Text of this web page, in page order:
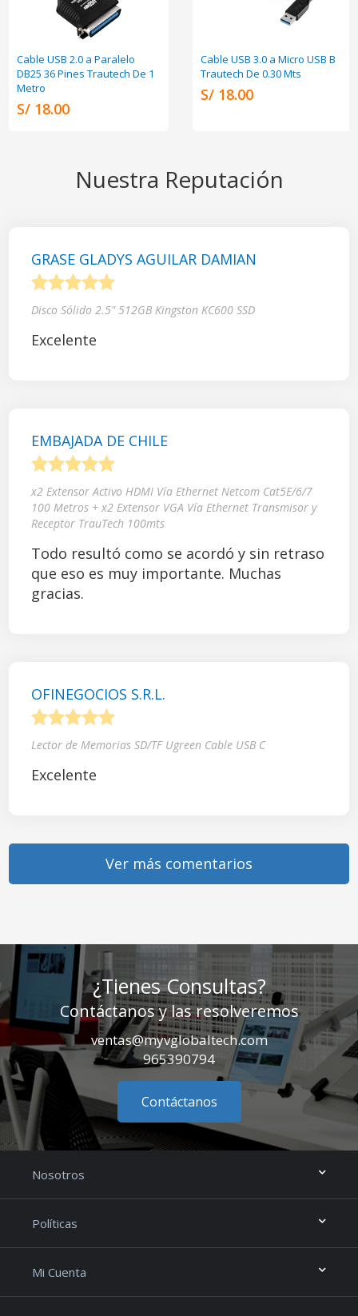
Cable USB 2.0 a Paralelo
DB25 36 Pines Trautech De 1
Metro
S/ 18.00
Cable USB 3.0 a Micro USB B
Trautech De 0.30 Mts
S/ 18.00
Nuestra Reputación
GRASE GLADYS AGUILAR DAMIAN
Disco Sólido 2.5" 512GB Kingston KC600 SSD
Excelente
EMBAJADA DE CHILE
x2 Extensor Activo HDMI Vía Ethernet Netcom Cat5E/6/7
100 Metros + x2 Extensor VGA Vía Ethernet Transmisor y
Receptor TrauTech 100mts
Todo resultó como se acordó y sin retraso
que eso es muy importante. Muchas
gracias.
OFINEGOCIOS S.R.L.
Lector de Memorias SD/TF Ugreen Cable USB C
Excelente
Ver más comentarios
¿Tienes Consultas?
Contáctanos y las resolveremos
ventas@myvglobaltech.com
965390794
Contáctanos
Nosotros
Políticas
Mi Cuenta